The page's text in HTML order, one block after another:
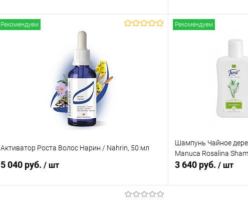
В корзину
Сравнение
В наличии
Купить в 1 клик
В избранное
Рекомендуем
Активатор Роста Волос Нарин / Nahrin, 50 мл
5 040 руб. / шт
Рекомендуем
Шампунь Чайное
Manuca Rosalina
3 640 руб. / шт